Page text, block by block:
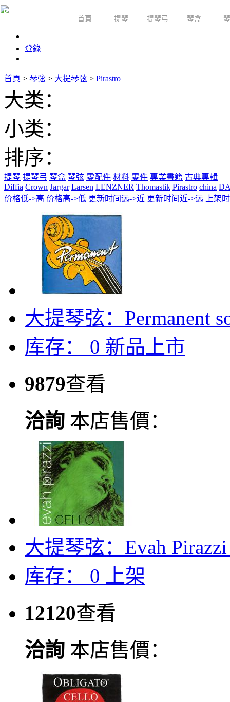
首頁 提琴 提琴弓 琴盒
登錄
首頁 > 琴弦 > 大提琴弦 > Pirastro
大类：
小类：
排序：
提琴 提琴弓 琴盒 琴弦 零配件 材料 零件 專業書籍 古典專輯
Diffia Crown Jargar Larsen LENZNER Thomastik Pirastro china
价格低->高 价格高->低 更新时间远->近 更新时间近->远 上架
大提琴弦：Permanent
库存： 0 新品上市
9879查看
洽詢 本店售價：
大提琴弦：Evah
库存： 0
上架
12120查看
洽詢 本店售價：